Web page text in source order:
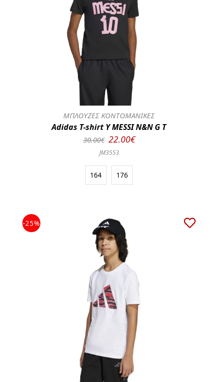
ΜΠΛΟΥΖΕΣ ΚΟΝΤΟΜΑΝΙΚΕΣ
Adidas T-shirt Y MESSI N&N G T
30.00€ 22.00€
JM3553
164 176
-25%